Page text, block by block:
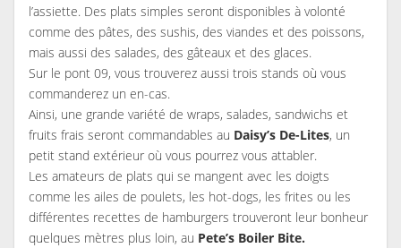
l’assiette. Des plats simples seront disponibles à volonté
comme des pâtes, des sushis, des viandes et des poissons,
mais aussi des salades, des gâteaux et des glaces.
Sur le pont 09, vous trouverez aussi trois stands où vous
commanderez un en-cas.
Ainsi, une grande variété de wraps, salades, sandwichs et
fruits frais seront commandables au Daisy’s De-Lites, un
petit stand extérieur où vous pourrez vous attabler.
Les amateurs de plats qui se mangent avec les doigts
comme les ailes de poulets, les hot-dogs, les frites ou les
différentes recettes de hamburgers trouveront leur bonheur
quelques mètres plus loin, au Pete’s Boiler Bite.